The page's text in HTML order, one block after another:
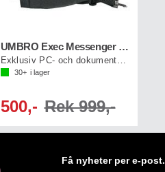
UMBRO Exec Messenger Bag Svart
30+ i lager
500,- Rek 999,-
Få nyheter per e-post.